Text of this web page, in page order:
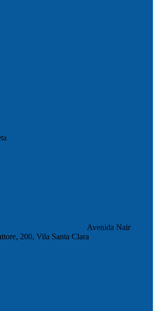
Avenida Nair
200, Vila Santa Clara